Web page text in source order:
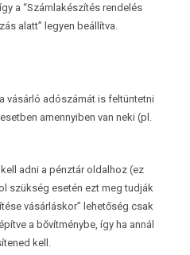
a “Számlakészítés rendelés
alatt” legyen beállítva.
vásárló adószámát is feltüntetni
amennyiben van neki (pl.
adni a pénztár oldalhoz (ez
szükség esetén ezt meg tudják
vásárláskor” lehetőség csak
a bővítménybe, így ha annál
kell.